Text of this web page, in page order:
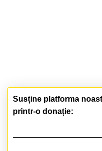
Susține platforma
printr-o donație: